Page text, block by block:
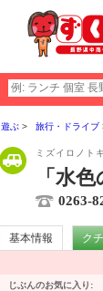
遊ぶ 旅行・ドライブ
ミズイロノト
「水
0263-
基本情報 ク
じぶんのお気に入り: